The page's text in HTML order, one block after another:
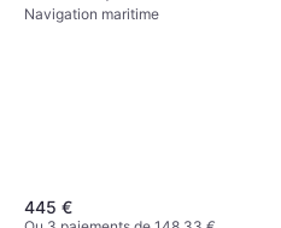
Navigation maritime
445 €